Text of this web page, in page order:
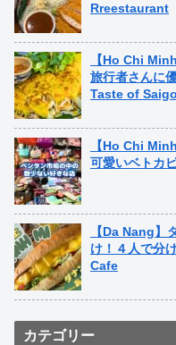
Rreestaurant
【Ho Chi
旅行者さんに
Taste of
【Ho Chi
可愛いベトカ
【Da Nang】
け！４人で分
Cafe
カテゴリー